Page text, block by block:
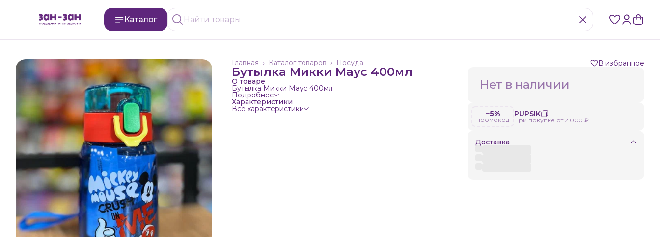
Каталог
Посуда
Каталог товаров ›
Главная ›
Бутылка Микки Маус 400мл
О товаре
Бутылка Микки Маус 400мл
Подробнее
Характеристики
Все характеристики
В избранное
Нет в наличии
−5%
промокод
PUPSIK
При покупке от 2 000 ₽
Доставка